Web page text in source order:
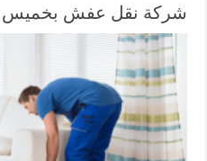
شركة نقل عفش